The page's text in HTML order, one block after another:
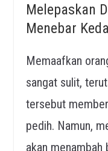
Melepaskan
Menebar
Memaafkan
sangat sulit,
tersebut
pedih. Namun,
akan menambah